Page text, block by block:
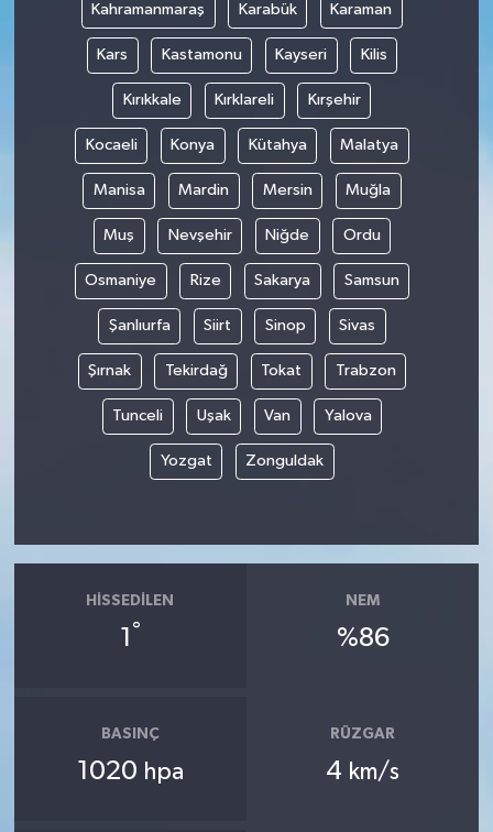
Kahramanmaraş Karabük Karaman
Kars Kastamonu Kayseri Kilis
Kırıkkale Kırklareli Kırşehir
Kocaeli Konya Kütahya Malatya
Manisa Mardin Mersin Muğla
Muş Nevşehir Niğde Ordu
Osmaniye Rize Sakarya Samsun
Şanlıurfa Siirt Sinop Sivas
Şırnak Tekirdağ Tokat Trabzon
Tunceli Uşak Van Yalova
Yozgat Zonguldak
HISSEDILEN
1 °
NEM
%86
BASINÇ
1020 hpa
RÜZGAR
4 km/s